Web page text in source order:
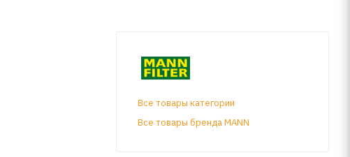
Все товары категории
Все товары бренда MANN